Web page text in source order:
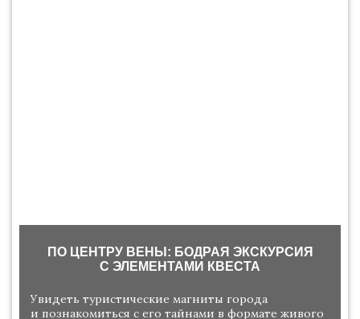
ПО ЦЕНТРУ ВЕНЫ: БОДРАЯ ЭКСКУРСИЯ
С ЭЛЕМЕНТАМИ КВЕСТА
Увидеть туристические магниты города
и познакомиться с его тайнами в формате живого